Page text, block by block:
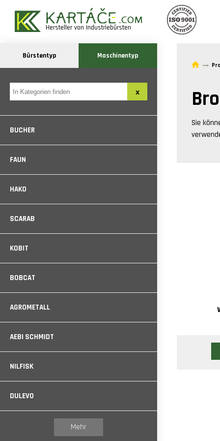
Hersteller von Industriebürsten
Bürstentyp Maschinentyp
BUCHER
FAUN
HAKO
SCARAB
KOBIT
BOBCAT
AGROMETALL
AEBI SCHMIDT
NILFISK
DULEVO
Mehr
Sie